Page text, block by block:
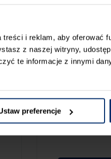
i reklam, aby oferować
z naszej witryny,
te informacje z innymi
preferencje